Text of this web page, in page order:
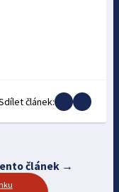
článek:
článek →